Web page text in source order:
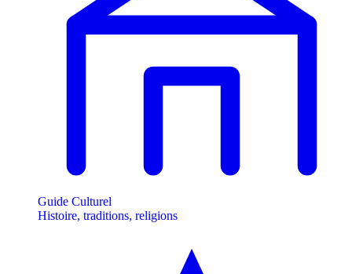
Guide Culturel
Histoire, traditions, religions